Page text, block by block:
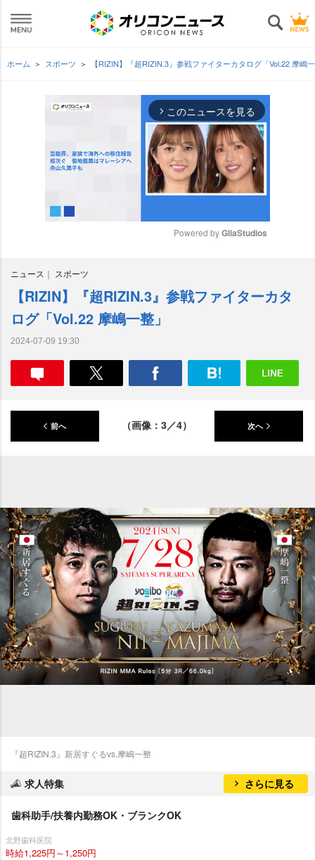
ホーム スポーツ 【RIZIN】『超RIZIN.3』参戦ファイターカタログ「Vol.22 摩嶋
arrow_forward_ios このニュースを見る
e
Powered by GliaStudios
ニュース スポーツ
【RIZIN】『超RIZIN.3』参戦ファイターカタ
ログ「Vol.22 摩嶋一整」
2024-07-09 19:30
前へ （画像：3／4） 次へ
『超RIZIN.3』新居すぐるvs.摩嶋一整
求人特集 さらに見る
歯科助手/扶養内勤務OK・ブランクOK
北野歯科医院
時給1,225円～1,250円